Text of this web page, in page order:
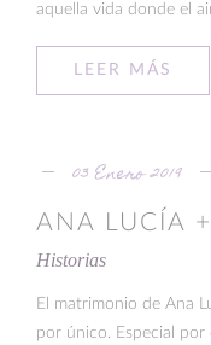
aquella vida donde el
LEER MÁS
03 Enero 2019
ANA LUCÍA
Historias
El matrimonio de Ana
por único. Especial por